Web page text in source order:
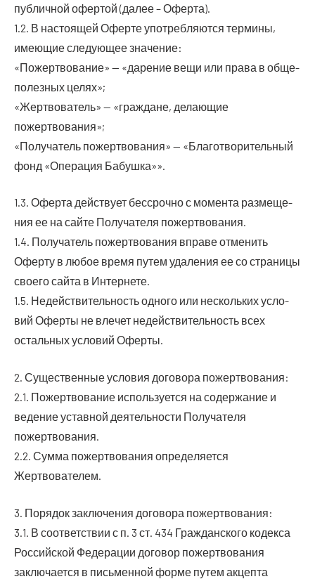
пуб­лич­ной офер­той (далее – Оферта).
1.2. В насто­я­щей Офер­те упо­треб­ля­ют­ся тер­ми­ны,
име­ю­щие сле­ду­ю­щее значение:
«Пожерт­во­ва­ние» — «даре­ние вещи или пра­ва в обще­
по­лез­ных целях»;
«Жерт­во­ва­тель» — «граж­дане, дела­ю­щие
пожертвования»;
«Полу­ча­тель пожерт­во­ва­ния» — «Бла­го­тво­ри­тель­ный
фонд «Опе­ра­ция Бабушка»».
1.3. Офер­та дей­ству­ет бес­сроч­но с момен­та раз­ме­ще­
ния ее на сай­те Полу­ча­те­ля пожертвования.
1.4. Полу­ча­тель пожерт­во­ва­ния впра­ве отме­нить
Офер­ту в любое вре­мя путем уда­ле­ния ее со стра­ни­цы
сво­е­го сай­та в Интернете.
1.5. Недей­стви­тель­ность одно­го или несколь­ких усло­
вий Офер­ты не вле­чет недей­стви­тель­ность всех
осталь­ных усло­вий Оферты.
2. Суще­ствен­ные усло­вия дого­во­ра пожертвования:
2.1. Пожерт­во­ва­ние исполь­зу­ет­ся на содер­жа­ние и
веде­ние устав­ной дея­тель­но­сти Полу­ча­те­ля
пожертвования.
2.2. Сум­ма пожерт­во­ва­ния опре­де­ля­ет­ся
Жертвователем.
3. Поря­док заклю­че­ния дого­во­ра пожертвования:
3.1. В соот­вет­ствии с п. 3 ст. 434 Граж­дан­ско­го кодек­са
Рос­сий­ской Феде­ра­ции дого­вор пожерт­во­ва­ния
заклю­ча­ет­ся в пись­мен­ной фор­ме путем акцеп­та